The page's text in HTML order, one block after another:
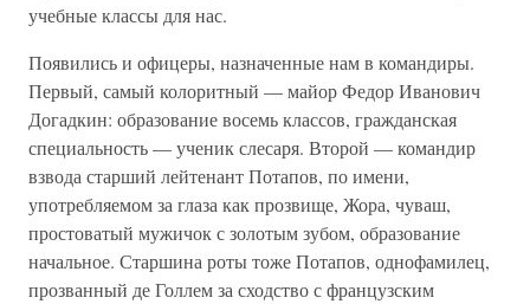
учебные классы для нас.
Появились и офицеры, назначенные нам в командиры.
Первый, самый колоритный — майор Федор Иванович
Догадкин: образование восемь классов, гражданская
специальность — ученик слесаря. Второй — командир
взвода старший лейтенант Потапов, по имени,
употребляемом за глаза как прозвище, Жора, чуваш,
простоватый мужичок с золотым зубом, образование
начальное. Старшина роты тоже Потапов, однофамилец,
прозванный де Голлем за сходство с французским